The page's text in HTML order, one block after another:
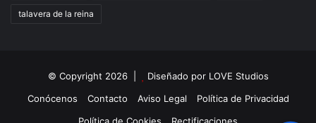
talavera de la reina
© Copyright 2026 | Diseñado por LOVE Studios
Conócenos
Contacto Aviso Legal
Política de Privacidad